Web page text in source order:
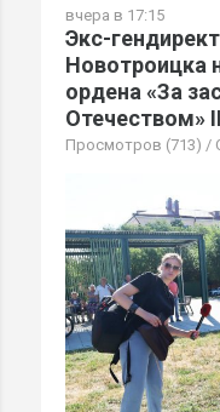
вчера в 17:15
Экс-
Новотроицка
ордена «За
Отечеством»
Просмотров (713) /